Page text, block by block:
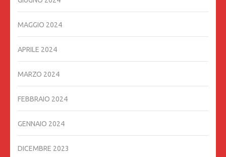
MAGGIO 2024
APRILE 2024
MARZO 2024
FEBBRAIO 2024
GENNAIO 2024
DICEMBRE 2023